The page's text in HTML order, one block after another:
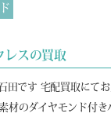
レスの買取
田です 宅配買取にて
材のダイヤモンド付